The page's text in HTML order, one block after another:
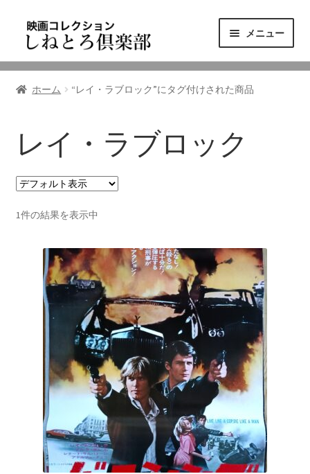
ゲ
シ
キ
プ
テ
ツ
プ
メニュー
ニュース
東三河の映画館
しねとろ倶楽部について
リンクの旅
ホーム “レイ・ラブロック”にタグ付けされた商品
レイ・ラブロック
1件の結果を表示中